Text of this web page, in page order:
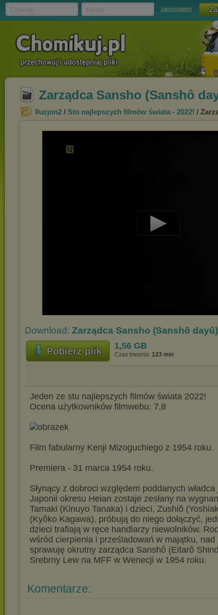
zapomniałem
Zarządca Sansho (Sanshô
Iluzjon2 / Sto najlepszych filmów świata - 2022! /
Download: Zarządca Sansho (Sanshô
Pobierz plik 1,56 GB
Czas trwania: 123 min
Jeden ze stu najlepszych filmów świata 2022!
Ocena użytkowników filmwebu: 7,8
Film fabularny Kenji Mizoguchiego z 1954 roku.
Premiera - 31 marca 1954 roku.
Słynący z dobroci względem poddanych
Japonii okresu Heian zostaje zesłany na
Tamaki (Kinuyo Tanaka) i dzieci, Zushiô
(Kyôko Kagawa), próbują do niego dołączyć,
dzieci trafiają w ręce handlarzy niewolników.
wśród cierpienia i prześladowań w majątku, nad
sprawuję okrutny zarządca Sanshô (Eitarô
Srebrny Lew na MFF w Wenecji w 1954 roku.
Komentarze: